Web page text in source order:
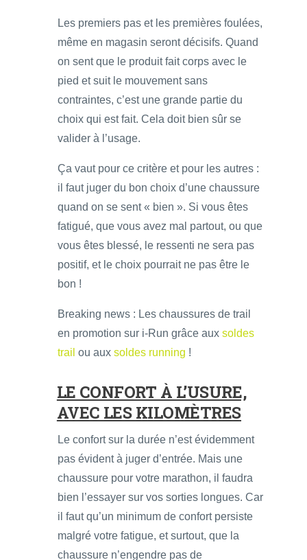
Les premiers pas et les premières foulées,
même en magasin seront décisifs. Quand
on sent que le produit fait corps avec le
pied et suit le mouvement sans
contraintes, c’est une grande partie du
choix qui est fait. Cela doit bien sûr se
valider à l’usage.
Ça vaut pour ce critère et pour les autres :
il faut juger du bon choix d’une chaussure
quand on se sent « bien ». Si vous êtes
fatigué, que vous avez mal partout, ou que
vous êtes blessé, le ressenti ne sera pas
positif, et le choix pourrait ne pas être le
bon !
Breaking news : Les chaussures de trail
en promotion sur i-Run grâce aux soldes
trail ou aux soldes running !
LE CONFORT À L’USURE,
AVEC LES KILOMÈTRES
Le confort sur la durée n’est évidemment
pas évident à juger d’entrée. Mais une
chaussure pour votre marathon, il faudra
bien l’essayer sur vos sorties longues. Car
il faut qu’un minimum de confort persiste
malgré votre fatigue, et surtout, que la
chaussure n’engendre pas de